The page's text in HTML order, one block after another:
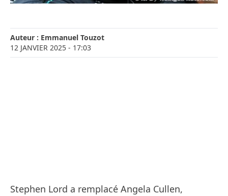
Auteur : Emmanuel Touzot
12 JANVIER 2025 - 17:03
Stephen Lord a remplacé Angela Cullen,